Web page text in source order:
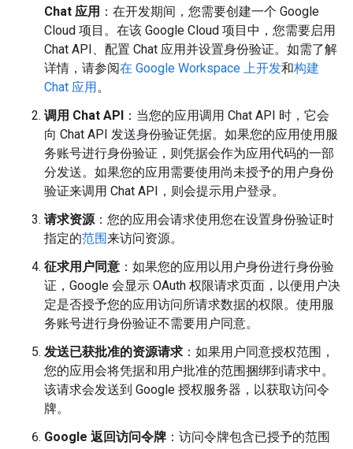
Chat 应用 ：在开发期间，您需要创建一个 Google
Cloud 项目。在该 Google Cloud 项目中，您需要启用
Chat API、配置 Chat 应用并设置身份验证。如需了解
详情，请参阅在 Google Workspace 上开发和构建
Chat 应用。
调用 Chat API ：当您的应用调用 Chat API 时，它会
向 Chat API 发送身份验证凭据。如果您的应用使用服
务账号进行身份验证，则凭据会作为应用代码的一部
分发送。如果您的应用需要使用尚未授予的用户身份
验证来调用 Chat API，则会提示用户登录。
请求资源 ：您的应用会请求使用您在设置身份验证时
指定的范围来访问资源。
征求用户同意 ：如果您的应用以用户身份进行身份验
证，Google 会显示 OAuth 权限请求页面，以便用户决
定是否授予您的应用访问所请求数据的权限。使用服
务账号进行身份验证不需要用户同意。
发送已获批准的资源请求 ：如果用户同意授权范围，
您的应用会将凭据和用户批准的范围捆绑到请求中。
该请求会发送到 Google 授权服务器，以获取访问令
牌。
Google 返回访问令牌 ：访问令牌包含已授予的范围